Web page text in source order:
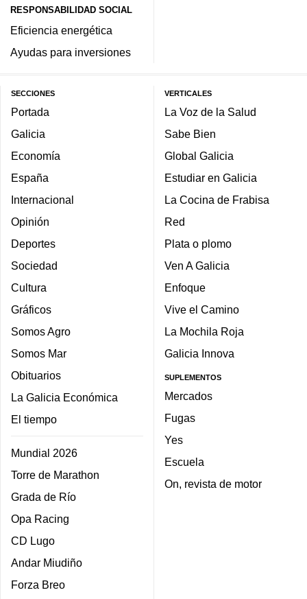
RESPONSABILIDAD SOCIAL
Eficiencia energética
Ayudas para inversiones
SECCIONES
Portada
Galicia
Economía
España
Internacional
Opinión
Deportes
Sociedad
Cultura
Gráficos
Somos Agro
Somos Mar
Obituarios
La Galicia Económica
El tiempo
Mundial 2026
Torre de Marathon
Grada de Río
Opa Racing
CD Lugo
Andar Miudiño
Forza Breo
VERTICALES
La Voz de la Salud
Sabe Bien
Global Galicia
Estudiar en Galicia
La Cocina de Frabisa
Red
Plata o plomo
Ven A Galicia
Enfoque
Vive el Camino
La Mochila Roja
Galicia Innova
SUPLEMENTOS
Mercados
Fugas
Yes
Escuela
On, revista de motor